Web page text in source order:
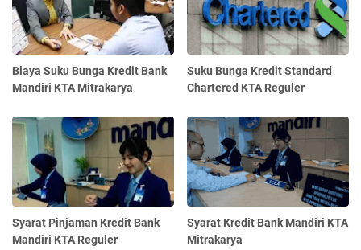
Biaya Suku Bunga Kredit Bank
Mandiri KTA Mitrakarya
Suku Bunga Kredit Standard
Chartered KTA Reguler
Syarat Pinjaman Kredit Bank
Mandiri KTA Reguler
Syarat Kredit Bank Mandiri KTA
Mitrakarya